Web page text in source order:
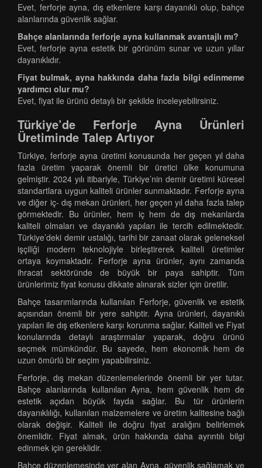
Evet, ferforje ayna, dış etkenlere karşı dayanıklı olup, bahçe
alanlarında güvenlik sağlar.
Bahçe alanlarında ferforje ayna kullanmak avantajlı mı?
Evet, ferforje ayna estetik bir görünüm sunar ve uzun yıllar
dayanıklıdır.
Fiyat bulmak, ayna hakkında daha fazla bilgi edinmeme
yardımcı olur mu?
Evet, fiyat ile ürünü detaylı bir şekilde inceleyebilirsiniz.
Türkiye’de Ferforje Ayna Ürünleri
Üretiminde Talep Artıyor
Türkiye, ferforje ayna üretimi konusunda her geçen yıl daha
fazla üretim yaparak önemli bir üretici ülke konumuna
gelmiştir. 2024 yılı itibariyle, Türkiye’nin demir üretimi küresel
standartlara uygun kaliteli ürünler sunmaktadır. Ferforje ayna
ve diğer iç- dış mekan ürünleri, her geçen yıl daha fazla talep
görmektedir. Bu ürünler, hem iç hem de dış mekanlarda
kaliteli olmaları ve dayanıklı yapıları ile tercih edilmektedir.
Türkiye’deki demir ustalığı, tarihi bir zanaat olarak geleneksel
işçiliği modern teknolojiyle birleştirerek kaliteli üretimler
ortaya koymaktadır. Ferforje ayna ürünler, aynı zamanda
ihracat sektöründe de büyük bir paya sahiptir. Tüm
ürünlerimiz fiyat konusu dikkate alınarak sizler için üretilir.
Bahçe tasarımlarında kullanılan Ferforje, güvenlik ve estetik
açısından önemli bir yere sahiptir. Ayna ürünleri, dayanıklı
yapıları ile dış etkenlere karşı korunma sağlar. Kaliteli ve Fiyat
konularında detaylı araştırmalar yaparak, doğru ürünü
seçmek mümkündür. Bu sayede, hem ekonomik hem de
uzun ömürlü bir seçim yapabilirsiniz.
Ferforje, dış mekan düzenlemelerinde önemli bir yer tutar.
Bahçe alanlarında kullanılan Ayna, hem güvenlik hem de
estetik açıdan büyük fayda sağlar. Bu tür ürünlerin
dayanıklılığı, kullanılan malzemelere ve üretim kalitesine bağlı
olarak değişir. Kaliteli ile doğru fiyat aralığını belirlemek
önemlidir. Fiyat almak, ürün hakkında daha ayrıntılı bilgi
edinmek için gereklidir.
Bahçe düzenlemesinde yer alan Ayna, güvenlik sağlamak ve